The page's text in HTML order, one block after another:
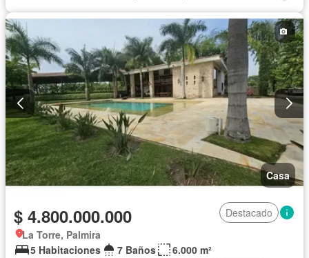
Casa
$ 4.800.000.000
Destacado
La Torre, Palmira
5 Habitaciones
7 Baños
6.000 m²